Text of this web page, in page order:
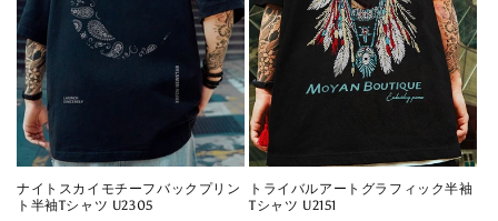
ナイトスカイモチーフバックプリン
ト半袖Tシャツ U2305
トライバルアートグラフィック半袖
Tシャツ U2151